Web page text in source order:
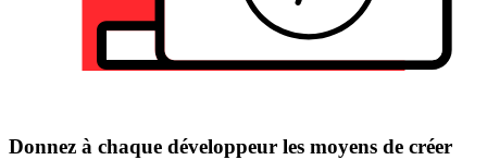
Donnez à chaque développeur les moyens de créer